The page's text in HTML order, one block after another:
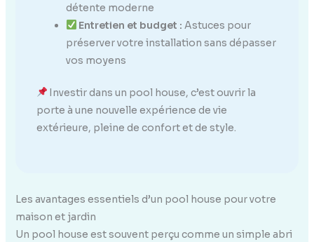
détente moderne
Entretien et budget : Astuces pour
préserver votre installation sans dépasser
vos moyens
Investir dans un pool house, c’est ouvrir la
porte à une nouvelle expérience de vie
extérieure, pleine de confort et de style.
Les avantages essentiels d’un pool house pour votre
maison et jardin
Un pool house est souvent perçu comme un simple abri